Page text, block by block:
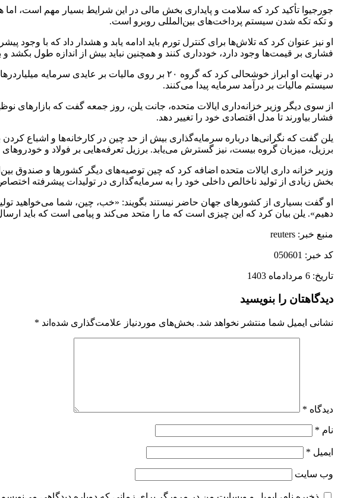
جورجیوا تأکید کرد که سلامت و پایداری بخش مالی در این شرایط بسیار مهم است،
و تکه تکه شدن سیستم پرداخت‌های بین‌المللی روبرو است.
او نیز عنوان کرد که تلاش‌ها برای کنترل تورم باید ادامه یابد و هشدار داد که با
فشاری بر قیمت‌ها وجود دارد، خودداری کنند و همچنین نباید بیش از اندازه طول
در نهایت او ابراز خوشحالی کرد که گروه ۲۰ بر روی
سیستم مالیات بر درآمد سرمایه پیدا می‌کنند.
فشار بیاورند تا مدل اقتصادی خود را تغییر دهد.
یلن گفت که نگرانی‌ها درباره سرمایه‌گذاری بیش از حد چین در کارخانه‌ها و اشباع
برزیل، میزبان گروه بیست، نیز گسترش می‌یابد. برزیل تعرفه‌هایی بر فولاد و
وزیر خزانه داری ایالات متحده اضافه کرد که چین توصیه‌های دیگر کشورها و صندوق
بخش زیادی از تولید ناخالص داخلی خود را به سرمایه‌گذاری در تولیدات پیشرفته
او گفت بسیاری از کشورهای جهان حاضر نیستند بگویند: «خب، چین، شما می‌خواهید تولید
دهیم». یلن بیان کرد که این چیزی است که ما را متحد می‌کند و پیامی است که باید
منبع خبر: reuters
کد خبر: 050601
تاریخ: 6 مردادماه 1403
دیدگاهتان را بنویسید
نشانی ایمیل شما منتشر نخواهد شد. بخش‌های موردنیاز علامت‌گذاری شده‌اند *
دیدگاه *
نام *
ایمیل *
وب‌ سایت